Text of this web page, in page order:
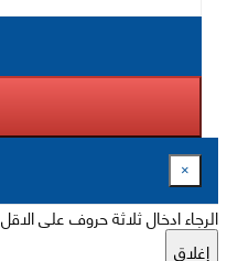
×
الرجاء ادخال ثلاثة حروف على الاقل
إغلاق